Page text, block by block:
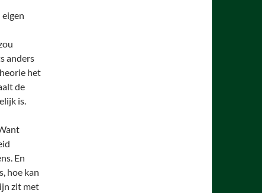
anders
het
de
is.
En
hoe kan
zit met